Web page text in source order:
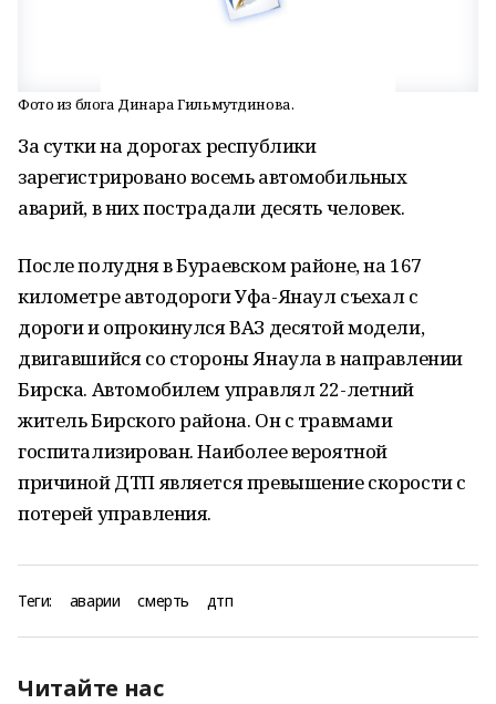
Фото из блога Динара Гильмутдинова.
За сутки на дорогах республики
зарегистрировано восемь автомобильных
аварий, в них пострадали десять человек.
После полудня в Бураевском районе, на 167
километре автодороги Уфа-Янаул съехал с
дороги и опрокинулся ВАЗ десятой модели,
двигавшийся со стороны Янаула в направлении
Бирска. Автомобилем управлял 22-летний
житель Бирского района. Он с травмами
госпитализирован. Наиболее вероятной
причиной ДТП является превышение скорости с
потерей управления.
Теги: аварии смерть дтп
Читайте нас